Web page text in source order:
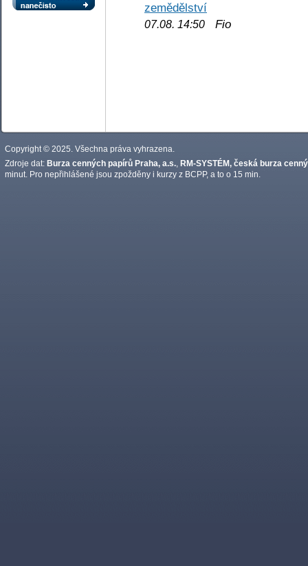
zemědělství
07.08. 14:50 Fio
Copyright © 2025. Všechna práva vyhrazena.
Zdroje dat: Burza cenných papírů Praha, a.s. RM-SYSTÉM, česká burza
minut. Pro nepřihlášené jsou zpožděny i kurzy z BCPP, a to o 15 min.